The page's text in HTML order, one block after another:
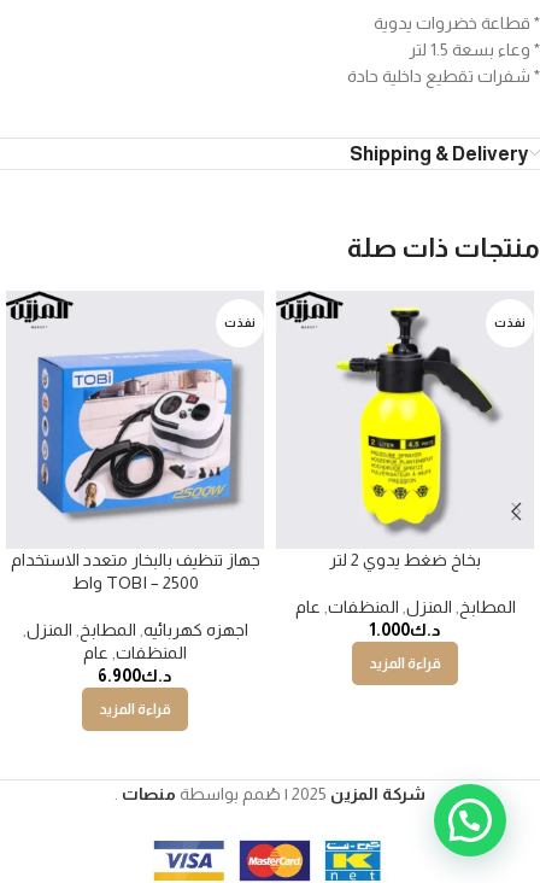
* قطاعة خضروات يدوية
* وعاء بسعة 1.5 لتر
* شفرات تقطيع داخلية حادة
Shipping & Delivery
منتجات ذات صلة
نفذت
بخاخ ضغط يدوي 2 لتر
المطابخ المنزل المنظفات عام
د.ك1.000
قراءة المزيد
نفذت
جهاز تنظيف بالبخار متعدد الاستخدام
TOBI – 2500 واط
اجهزه كهربائيه المطابخ المنزل
المنظفات عام
د.ك6.900
قراءة المزيد
شركة المزين 2025 | صُمم بواسطة منصات